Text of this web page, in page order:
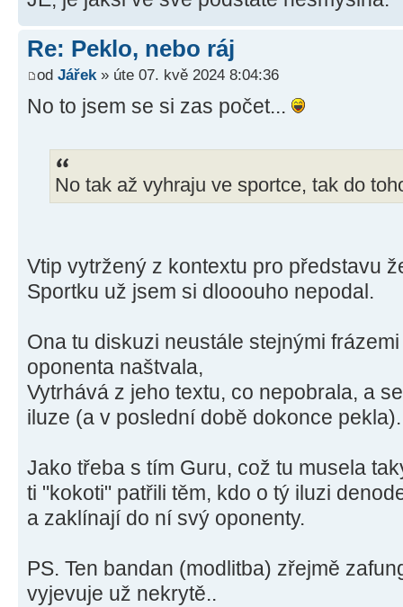
Re: Peklo, nebo ráj
od Jářek» úte 07. kvě 2024 8:04:36
No to jsem se si zas počet...
No tak až vyhraju ve sportce, tak do
Vtip vytržený z kontextu pro představu
Sportku už jsem si dlooouho nepodal.
Ona tu diskuzi neustále stejnými
oponenta naštvala,
Vytrhává z jeho textu, co nepobrala, a
iluze (a v poslední době dokonce pekla).
Jako třeba s tím Guru, což tu musela
ti "kokoti" patřili těm, kdo o tý iluzi
a zaklínají do ní svý oponenty.
PS. Ten bandan (modlitba) zřejmě
vyjevuje už nekrytě..